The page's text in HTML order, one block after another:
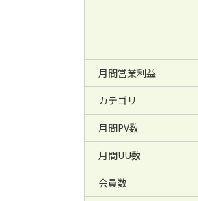
月間営業利益
カテゴリ
月間PV数
月間UU数
会員数